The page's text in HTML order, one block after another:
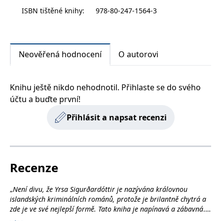
změní jejich životy.
ISBN tištěné knihy: 978-80-247-1564-3
Neověřená hodnocení O autorovi
Knihu ještě nikdo nehodnotil. Přihlaste se do svého
účtu a buďte první!
Přihlásit a napsat recenzi
Recenze
„Není divu, že Yrsa Sigurðardóttir je nazývána královnou
islandských kriminálních románů, protože je brilantně chytrá a
zde je ve své nejlepší formě. Tato kniha je napínavá a zábavná.“
- Lifðu núna, Island
.heureka.cz
podávat
jejich
Cybot A/S
www.bambook.cz
1 rok
cookie pro
.www.grada.cz
měsíc
pomocí
Google
ASP.NET_SessionId
Microsoft
Zavřením
Tento soubor